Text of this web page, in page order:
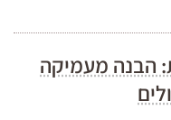
הבנה מעמיקה